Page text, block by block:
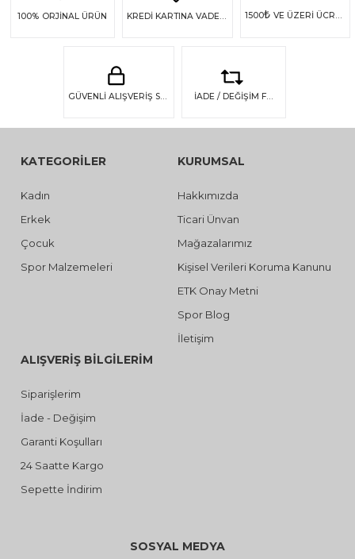
100% ORJİNAL ÜRÜN 1500₺ VE ÜZERİ ÜCRETSİZ KARGO
GÜVENLİ ALIŞVERİŞ SSL GÜVENLİĞİ İADE / DEĞİŞİM FIRSATI
KATEGORİLER
Kadın
Erkek
Çocuk
Spor Malzemeleri
KURUMSAL
Hakkımızda
Ticari Ünvan
Mağazalarımız
Kişisel Verileri Koruma Kanunu
ETK Onay Metni
Spor Blog
İletişim
ALIŞVERİŞ BİLGİLERİM
Siparişlerim
İade - Değişim
Garanti Koşulları
24 Saatte Kargo
Sepette İndirim
SOSYAL MEDYA